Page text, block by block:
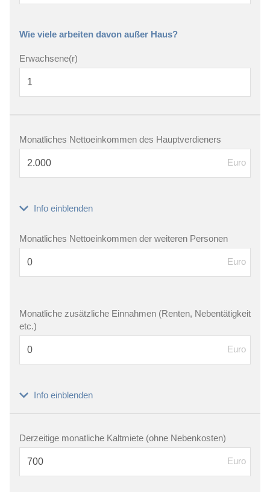
Wie viele arbeiten davon außer Haus?
Erwachsene(r)
Monatliches Nettoeinkommen des Hauptverdieners
Euro
Info einblenden
Monatliches Nettoeinkommen der weiteren Personen
Euro
Monatliche zusätzliche Einnahmen (Renten, Nebentätigkeit
etc.)
Euro
Info einblenden
Derzeitige monatliche Kaltmiete (ohne Nebenkosten)
Euro